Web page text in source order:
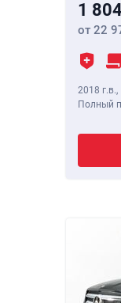
1
от 22
2018 г.в.,
Полный